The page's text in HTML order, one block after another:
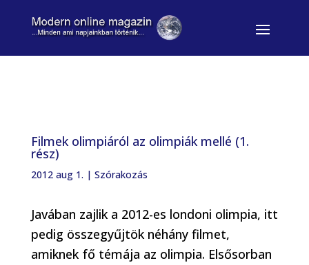
Filmek olimpiáról az olimpiák mellé (1.
rész)
2012 aug 1. | Szórakozás
Javában zajlik a 2012-es londoni olimpia, itt
pedig összegyűjtök néhány filmet,
amiknek fő témája az olimpia. Elsősorban